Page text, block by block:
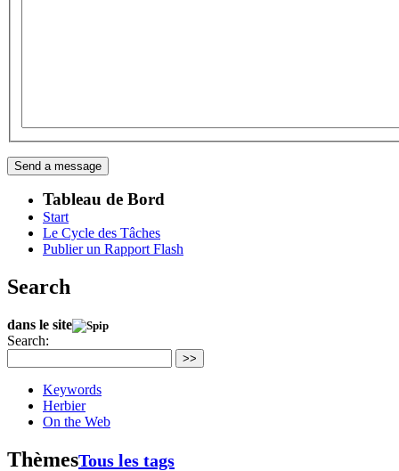
Tableau de Bord
Start
Le Cycle des Tâches
Publier un Rapport Flash
Search
dans le site
Search:
>>
Keywords
Herbier
On the Web
ThèmesTous les tags